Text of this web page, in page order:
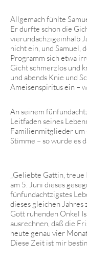
Allgemach fühlte
Er durfte schon die
vierundachzigeinhalb
nicht ein, und Samuel,
Programm sich etwa
Gicht schmerzlos und
und abends Knie und
Ameisenspiritus ein –
An seinem
Leitfaden seines
Familienmitglieder um
Stimme – so wurde es
„Geliebte Gattin,
am 5. Juni dieses
fünfundachtzigstes
dieses gleichen Jahres
Gott ruhenden Onkel
ausrechnen, daß die
heute genau vier
Diese Zeit ist mir